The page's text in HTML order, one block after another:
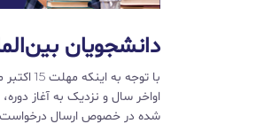
دانشجویان
با توجه
اواخر سال و نزدیک به آغاز
شده در خصوص ارسال درخواست